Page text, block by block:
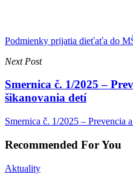
Podmienky prijatia dieťaťa do
Next Post
Smernica č. 1/2025 –
šikanovania detí
Smernica č. 1/2025 – Prevencia
Recommended For You
Aktuality